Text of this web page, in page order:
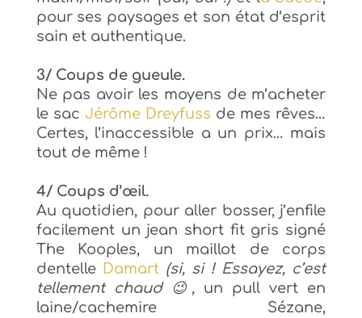
pour ses paysages et son état d’esprit
sain et authentique.
3/ Coups de gueule.
Ne pas avoir les moyens de m’acheter
le sac Jérôme Dreyfuss de mes rêves…
Certes, l’inaccessible a un prix… mais
tout de même !
4/ Coups d’œil.
Au quotidien, pour aller bosser, j’enfile
facilement un jean short fit gris signé
The Kooples, un maillot de corps
dentelle Damart (si, si ! Essayez, c’est
tellement chaud 😉 , un pull vert en
laine/cachemire Sézane,